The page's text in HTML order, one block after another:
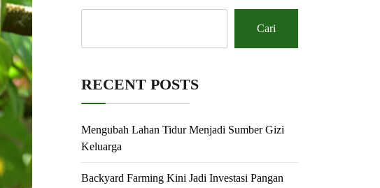
Cari
RECENT POSTS
Mengubah Lahan Tidur Menjadi Sumber Gizi
Keluarga
Backyard Farming Kini Jadi Investasi Pangan